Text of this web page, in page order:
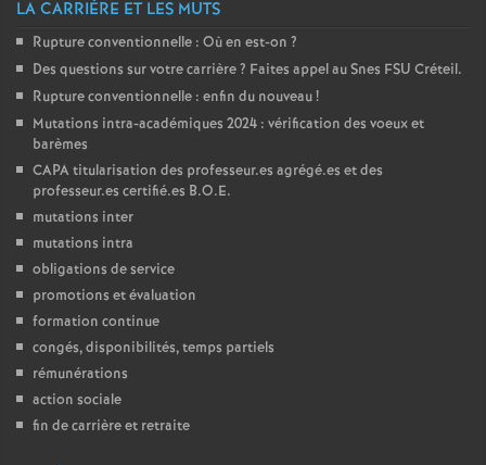
LA CARRIÈRE ET LES MUTS
Rupture conventionnelle : Où en est-on ?
Des questions sur votre carrière? Faites appel au Snes FSU Créteil.
Rupture conventionnelle : enfin du nouveau!
Mutations intra-académiques 2024 : vérification des voeux et
barèmes
CAPAtitularisation des professeur.es agrégé.es et des
professeur.es certifié.es B.O.E.
mutations inter
mutations intra
obligations de service
promotions et évaluation
formation continue
congés, disponibilités, temps partiels
rémunérations
action sociale
fin de carrière et retraite